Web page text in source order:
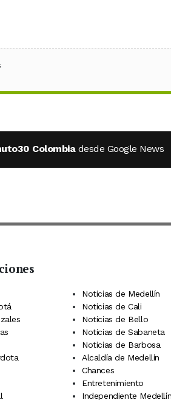
Colombia desde Google News
Noticias de Medellín
Noticias de Cali
Noticias de Bello
Noticias de Sabaneta
Noticias de Barbosa
Alcaldía de Medellín
Chances
Entretenimiento
Independiente Medellín